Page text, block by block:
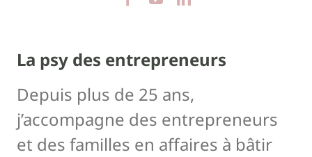
La psy des entrepreneurs
Depuis plus de 25 ans,
j’accompagne des entrepreneurs
et des familles en affaires à bâtir